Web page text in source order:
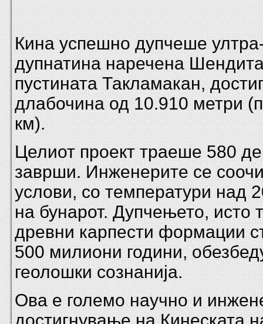
Кина успешно дупчеше
дупнатина наречена
пустината Такламакан,
длабочина од 10.910 метри
км).
Целиот проект траеше 580
заврши. Инженерите се
услови, со температури над
на бунарот. Дупчењето, исто
древни карпести формации
500 милиони години,
геолошки сознанија.
Ова е големо научно и